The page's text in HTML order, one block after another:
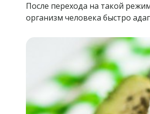
После перехода на такой
организм человека быстро